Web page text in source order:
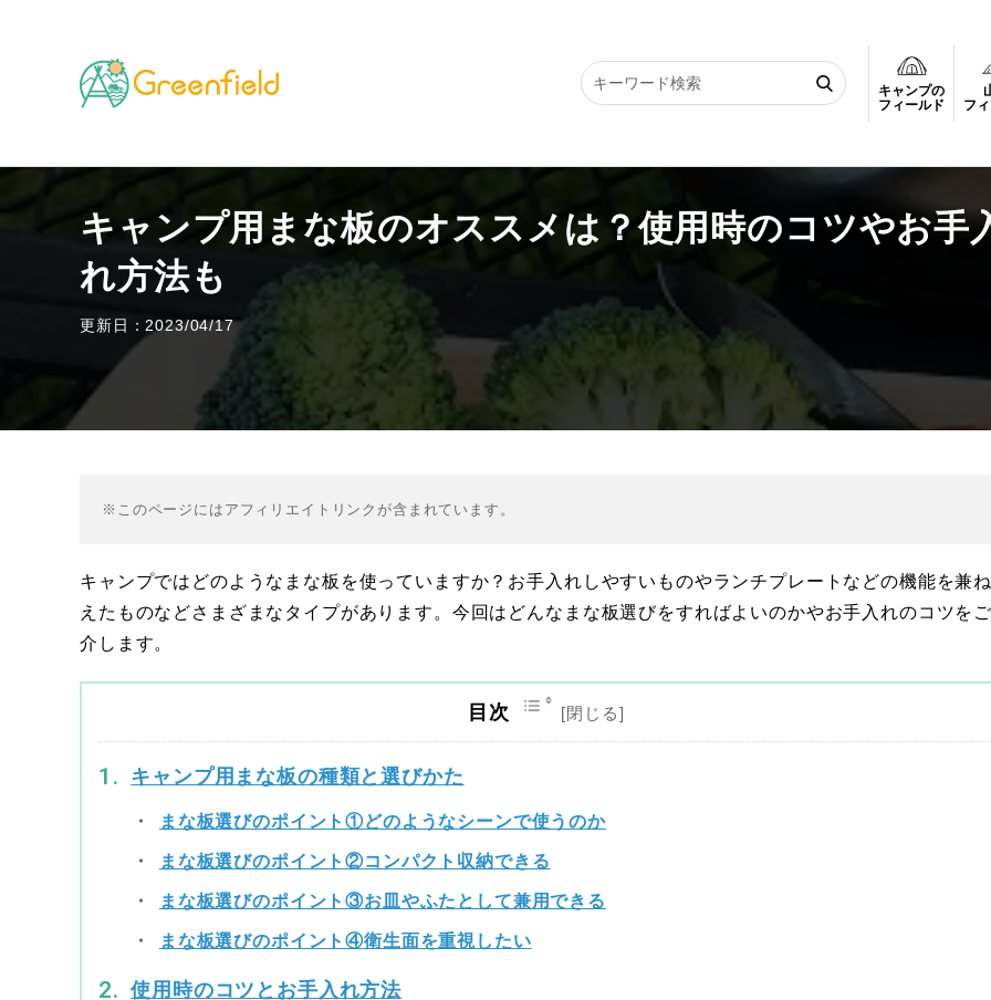
キャンプの
フィールド
フ
TOP キャンプのフィールド キャンプ用まな板のオススメは？使用時のコツやお手入れ方法も
キャンプ用まな板のオススメは？使用時のコツやお手
れ方法も
更新日：2023/04/17
※このページにはアフィリエイトリンクが含まれています。
キャンプではどのようなまな板を使っていますか？お手入れしやすいものやランチプレートなどの機能を兼
えたものなどさまざまなタイプがあります。今回はどんなまな板選びをすればよいのかやお手入れのコツを
介します。
目次
キャンプ用まな板の種類と選びかた
まな板選びのポイント①どのようなシーンで使うのか
まな板選びのポイント②コンパクト収納できる
まな板選びのポイント③お皿やふたとして兼用できる
まな板選びのポイント④衛生面を重視したい
使用時のコツとお手入れ方法